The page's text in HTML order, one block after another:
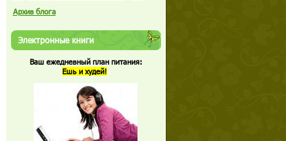
Архив блога
Электронные книги
Ваш ежедневный план питания:
Ешь и худей!